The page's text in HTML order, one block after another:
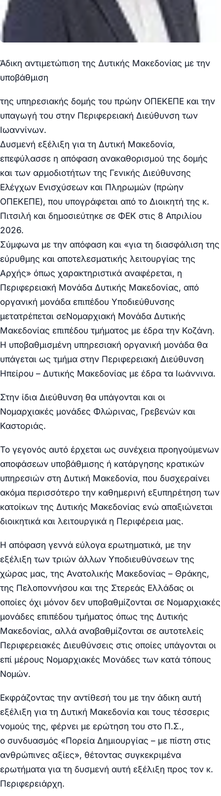
Άδικη αντιμετώπιση της Δυτικής Μακεδονίας με την
υποβάθμιση
της υπηρεσιακής δομής του πρώην ΟΠΕΚΕΠΕ και την
υπαγωγή του στην Περιφερειακή Διεύθυνση των
Ιωαννίνων.
Δυσμενή εξέλιξη για τη Δυτική Μακεδονία,
επεφύλασσε η απόφαση ανακαθορισμού της δομής
και των αρμοδιοτήτων της Γενικής Διεύθυνσης
Ελέγχων Ενισχύσεων και Πληρωμών (πρώην
ΟΠΕΚΕΠΕ), που υπογράφεται από το Διοικητή της κ.
Πιτσιλή και δημοσιεύτηκε σε ΦΕΚ στις 8 Απριλίου
2026.
Σύμφωνα με την απόφαση και «για τη διασφάλιση της
εύρυθμης και αποτελεσματικής λειτουργίας της
Αρχής» όπως χαρακτηριστικά αναφέρεται, η
Περιφερειακή Μονάδα Δυτικής Μακεδονίας, από
οργανική μονάδα επιπέδου Υποδιεύθυνσης
μετατρέπεται σεΝομαρχιακή Μονάδα Δυτικής
Μακεδονίας επιπέδου τμήματος με έδρα την Κοζάνη.
Η υποβαθμισμένη υπηρεσιακή οργανική μονάδα θα
υπάγεται ως τμήμα στην Περιφερειακή Διεύθυνση
Ηπείρου – Δυτικής Μακεδονίας με έδρα τα Ιωάννινα.
Στην ίδια Διεύθυνση θα υπάγονται και οι
Νομαρχιακές μονάδες Φλώρινας, Γρεβενών και
Καστοριάς.
Το γεγονός αυτό έρχεται ως συνέχεια προηγούμενων
αποφάσεων υποβάθμισης ή κατάργησης κρατικών
υπηρεσιών στη Δυτική Μακεδονία, που δυσχεραίνει
ακόμα περισσότερο την καθημερινή εξυπηρέτηση των
κατοίκων της Δυτικής Μακεδονίας ενώ απαξιώνεται
διοικητικά και λειτουργικά η Περιφέρεια μας.
Η απόφαση γεννά εύλογα ερωτηματικά, με την
εξέλιξη των τριών άλλων Υποδιευθύνσεων της
χώρας μας, της Ανατολικής Μακεδονίας – Θράκης,
της Πελοποννήσου και της Στερεάς Ελλάδας οι
οποίες όχι μόνον δεν υποβαθμίζονται σε Νομαρχιακές
μονάδες επιπέδου τμήματος όπως της Δυτικής
Μακεδονίας, αλλά αναβαθμίζονται σε αυτοτελείς
Περιφερειακές Διευθύνσεις στις οποίες υπάγονται οι
επί μέρους Νομαρχιακές Μονάδες των κατά τόπους
Νομών.
Εκφράζοντας την αντίθεσή του με την άδικη αυτή
εξέλιξη για τη Δυτική Μακεδονία και τους τέσσερις
νομούς της, φέρνει με ερώτηση του στο Π.Σ.,
ο συνδυασμός «Πορεία Δημιουργίας – με πίστη στις
ανθρώπινες αξίες», θέτοντας συγκεκριμένα
ερωτήματα για τη δυσμενή αυτή εξέλιξη προς τον κ.
Περιφερειάρχη.